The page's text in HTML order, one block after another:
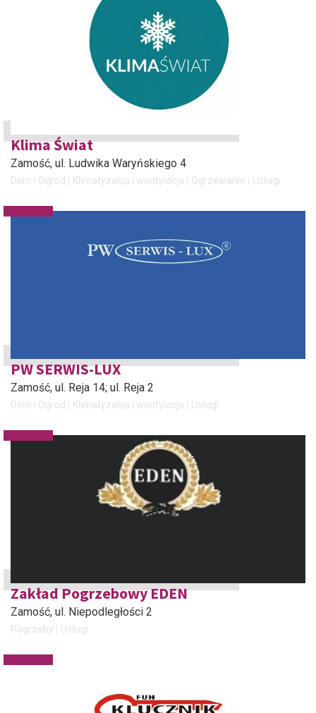
Klima Świat
Zamość, ul. Ludwika Waryńskiego 4
Dom i Ogród Klimatyzacja i wentylacja Ogrzewanie Usługi
PW SERWIS-LUX
Zamość, ul. Reja 14; ul. Reja 2
Dom i Ogród Klimatyzacja i wentylacja Usługi
Zakład Pogrzebowy EDEN
Zamość, ul. Niepodległości 2
Pogrzeby Usługi